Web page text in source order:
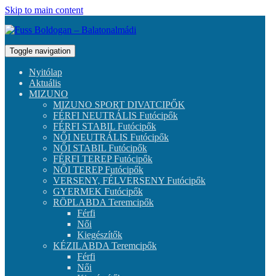
Skip to main content
Toggle navigation
Nyitólap
Aktuális
MIZUNO
MIZUNO SPORT DIVATCIPŐK
FÉRFI NEUTRÁLIS Futócipők
FÉRFI STABIL Futócipők
NŐI NEUTRÁLIS Futócipők
NŐI STABIL Futócipők
FÉRFI TEREP Futócipők
NŐI TEREP Futócipők
VERSENY, FÉLVERSENY Futócipők
GYERMEK Futócipők
RÖPLABDA Teremcipők
Férfi
Női
Kiegészítők
KÉZILABDA Teremcipők
Férfi
Női